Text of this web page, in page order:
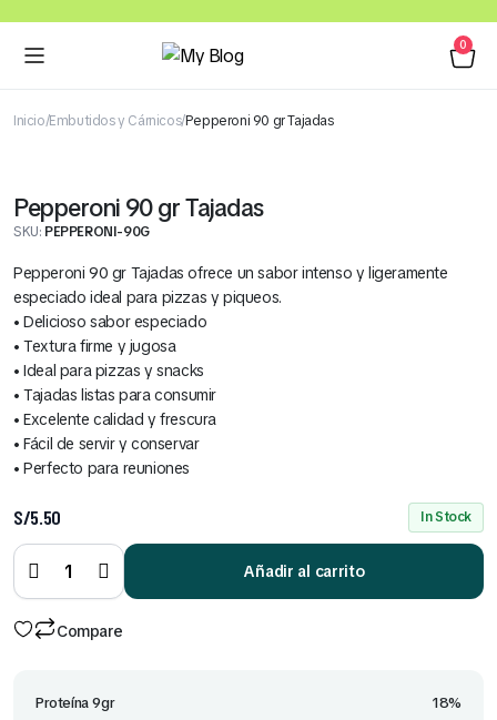
0
Inicio Embutidos y Cárnicos Pepperoni 90 gr Tajadas
Pepperoni 90 gr Tajadas
SKU: PEPPERONI-90G
Pepperoni 90 gr Tajadas ofrece un sabor intenso y ligeramente
especiado ideal para pizzas y piqueos.
• Delicioso sabor especiado
• Textura firme y jugosa
• Ideal para pizzas y snacks
• Tajadas listas para consumir
• Excelente calidad y frescura
• Fácil de servir y conservar
• Perfecto para reuniones
S/5.50 In Stock
Pepperoni
90 gr
Tajadas
quantity
Añadir al carrito
Compare
Proteína 9gr 18%